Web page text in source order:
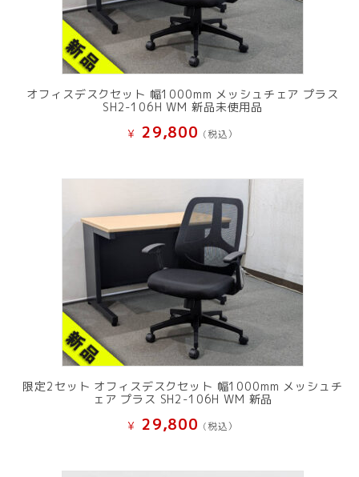
オフィスデスクセット 幅1000mm メッシュチェア プラス
SH2-106H WM 新品未使用品
¥ 29,800 (税込）
限定2セット オフィスデスクセット 幅1000mm メッシュチ
ェア プラス SH2-106H WM 新品
¥ 29,800 (税込）